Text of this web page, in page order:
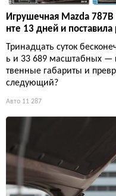
Игрушечная Mazda
нте 13 дней и
Тринадцать суток
ь и 33 689 масштабных —
твенные габариты и
следующий?
Авто 11 287